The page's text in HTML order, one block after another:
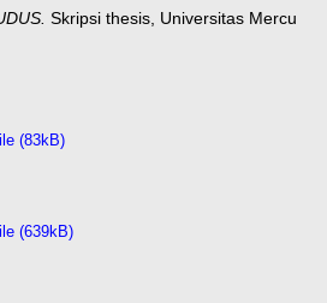
Skripsi thesis, Universitas Mercu
(83kB)
(639kB)